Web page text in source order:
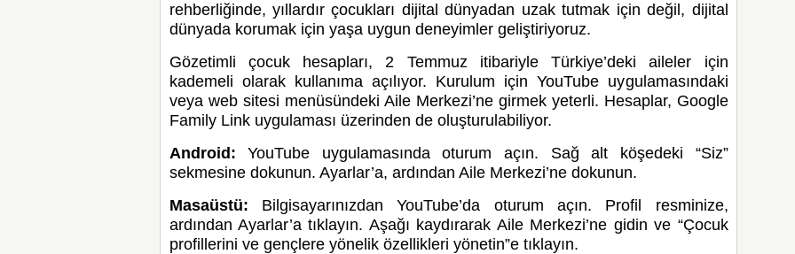
rehberliğinde, yıllardır çocukları dijital dünyadan uzak tutmak için değil, dijital
dünyada korumak için yaşa uygun deneyimler geliştiriyoruz.
Gözetimli çocuk hesapları, 2 Temmuz itibariyle Türkiye’deki aileler için
kademeli olarak kullanıma açılıyor. Kurulum için YouTube uygulamasındaki
veya web sitesi menüsündeki Aile Merkezi’ne girmek yeterli. Hesaplar, Google
Family Link uygulaması üzerinden de oluşturulabiliyor.
Android: YouTube uygulamasında oturum açın. Sağ alt köşedeki “Siz”
sekmesine dokunun. Ayarlar’a, ardından Aile Merkezi’ne dokunun.
Masaüstü: Bilgisayarınızdan YouTube’da oturum açın. Profil resminize,
ardından Ayarlar’a tıklayın. Aşağı kaydırarak Aile Merkezi’ne gidin ve “Çocuk
profillerini ve gençlere yönelik özellikleri yönetin”e tıklayın.